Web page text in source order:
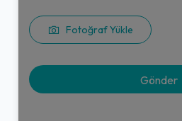
Fotoğraf Yükle